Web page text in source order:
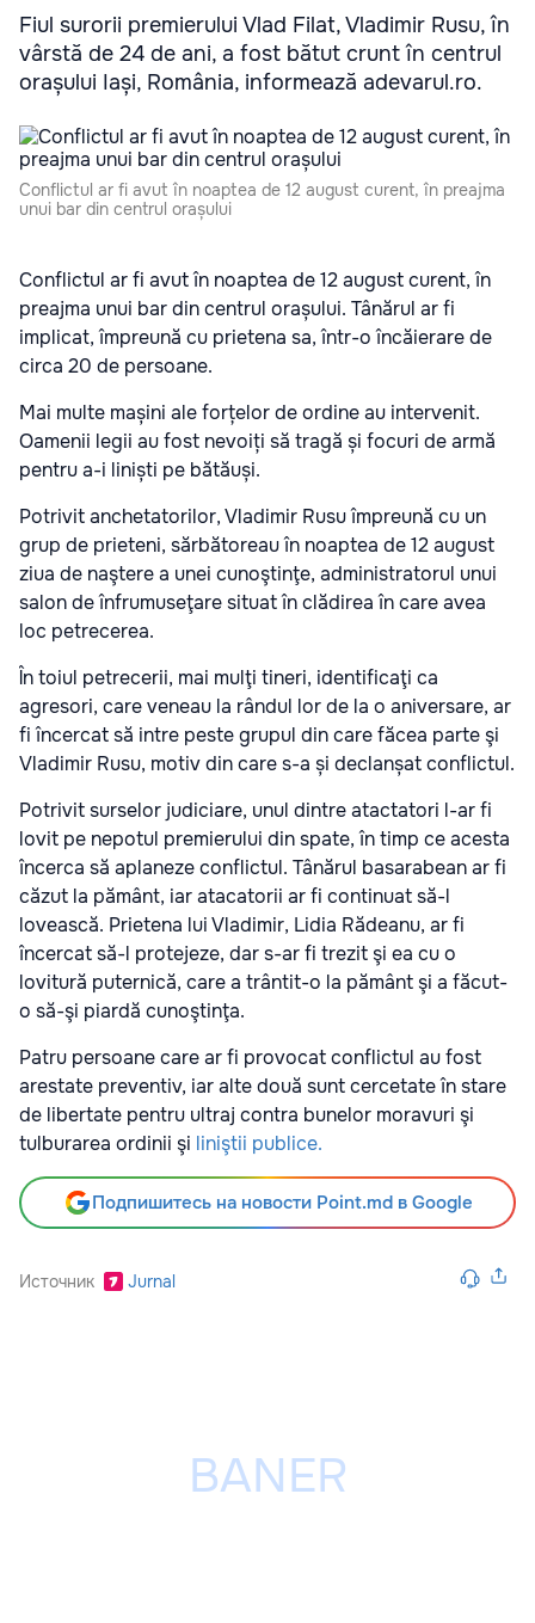
Fiul surorii premierului Vlad Filat, Vladimir Rusu, în
vârstă de 24 de ani, a fost bătut crunt în centrul
orașului Iași, România, informează adevarul.ro.
Conflictul ar fi avut în noaptea de 12 august curent, în preajma
unui bar din centrul orașului
Conflictul ar fi avut în noaptea de 12 august curent, în
preajma unui bar din centrul orașului. Tânărul ar fi
implicat, împreună cu prietena sa, într-o încăierare de
circa 20 de persoane.
Mai multe mașini ale forțelor de ordine au intervenit.
Oamenii legii au fost nevoiți să tragă și focuri de armă
pentru a-i liniști pe bătăuși.
Potrivit anchetatorilor, Vladimir Rusu împreună cu un
grup de prieteni, sărbătoreau în noaptea de 12 august
ziua de naştere a unei cunoştinţe, administratorul unui
salon de înfrumuseţare situat în clădirea în care avea
loc petrecerea.
În toiul petrecerii, mai mulţi tineri, identificaţi ca
agresori, care veneau la rândul lor de la o aniversare, ar
fi încercat să intre peste grupul din care făcea parte şi
Vladimir Rusu, motiv din care s-a și declanșat conflictul.
Potrivit surselor judiciare, unul dintre atactatori l-ar fi
lovit pe nepotul premierului din spate, în timp ce acesta
încerca să aplaneze conflictul. Tânărul basarabean ar fi
căzut la pământ, iar atacatorii ar fi continuat să-l
lovească. Prietena lui Vladimir, Lidia Rădeanu, ar fi
încercat să-l protejeze, dar s-ar fi trezit şi ea cu o
lovitură puternică, care a trântit-o la pământ şi a făcut-
o să-şi piardă cunoştinţa.
Patru persoane care ar fi provocat conflictul au fost
arestate preventiv, iar alte două sunt cercetate în stare
de libertate pentru ultraj contra bunelor moravuri şi
tulburarea ordinii şi liniştii publice.
Подпишитесь на новости Point.md в Google
Источник Jurnal